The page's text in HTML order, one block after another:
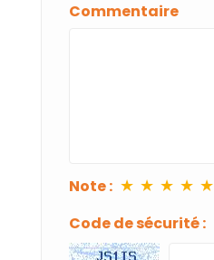
Commentaire
Note : ★ ★ ★ ★ ★
Code de sécurité :